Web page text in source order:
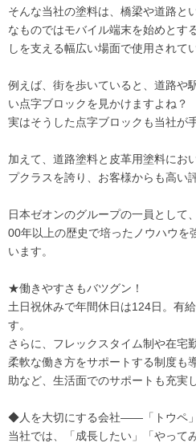
そんな当社の塗料は、橋梁や道路と
なものではモバイル端末を始めとす
しを支える幅広い場面で使用されて
例えば、街を歩いていると、道路や
い点字ブロックを見かけますよね？
実はそうした点字ブロックも当社が
加えて、道路塗料と皮革用塗料にお
プクラスを誇り、お客様からも高い
日本ゼオンのグループの一員として
00年以上の歴史で培ったノウハウを
います。
★働きやすさもバツグン！
土日祝休みで年間休日は124日。有
す。
さらに、フレックスタイム制や在宅
柔軟な働き方をサポートする制度も
助など、生活面でのサポートも充実
◆人を大切にする会社――「トウペ」
当社では、「成長したい」「やって